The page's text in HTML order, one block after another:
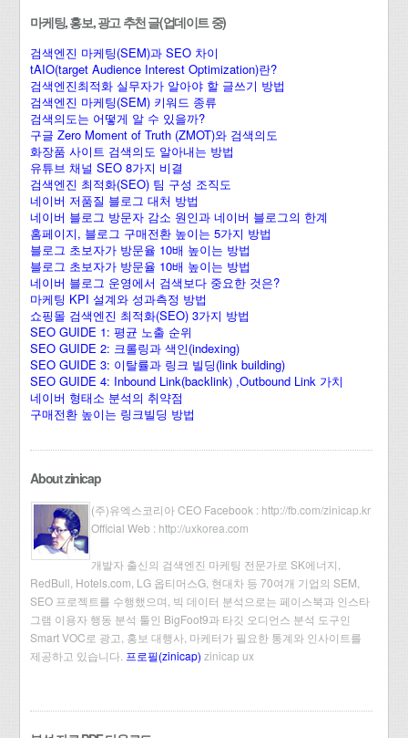
마케팅, 홍보, 광고 추천 글(업데이트 중)
검색엔진 마케팅(SEM)과 SEO 차이
tAIO(target Audience Interest Optimization)란?
검색엔진최적화 실무자가 알아야 할 글쓰기 방법
검색엔진 마케팅(SEM) 키워드 종류
검색의도는 어떻게 알 수 있을까?
구글 Zero Moment of Truth (ZMOT)와 검색의도
화장품 사이트 검색의도 알아내는 방법
유튜브 채널 SEO 8가지 비결
검색엔진 최적화(SEO) 팀 구성 조직도
네이버 저품질 블로그 대처 방법
네이버 블로그 방문자 감소 원인과 네이버 블로그의 한계
홈페이지, 블로그 구매전환 높이는 5가지 방법
블로그 초보자가 방문율 10배 높이는 방법
블로그 초보자가 방문율 10배 높이는 방법
네이버 블로그 운영에서 검색보다 중요한 것은?
마케팅 KPI 설계와 성과측정 방법
쇼핑몰 검색엔진 최적화(SEO) 3가지 방법
SEO GUIDE 1: 평균 노출 순위
SEO GUIDE 2: 크롤링과 색인(indexing)
SEO GUIDE 3: 이탈률과 링크 빌딩(link building)
SEO GUIDE 4: Inbound Link(backlink) ,Outbound Link 가치
네이버 형태소 분석의 취약점
구매전환 높이는 링크빌딩 방법
About zinicap
(주)유엑스코리아 CEO Facebook : http://fb.com/zinicap.kr
Official Web : http://uxkorea.com
개발자 출신의 검색엔진 마케팅 전문가로 SK에너지,
RedBull, Hotels.com, LG 옵티머스G, 현대차 등 70여개 기업의 SEM,
SEO 프로젝트를 수행했으며, 빅 데이터 분석으로는 페이스북과 인스타
그램 이용자 행동 분석 툴인 BigFoot9과 타깃 오디언스 분석 도구인
Smart VOC로 광고, 홍보 대행사, 마케터가 필요한 통계와 인사이트를
제공하고 있습니다. 프로필(zinicap) zinicap ux